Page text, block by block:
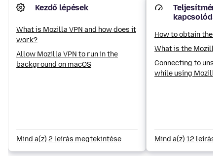
Kezdő lépések
What is Mozilla VPN and how does it
work?
Allow Mozilla VPN to run in the
background on macOS
Mind a(z) 2 leírás megtekintése
kapcsolódás
How to obtain the
What is the Mozilla
Connecting to
while using Mozilla
Mind a(z) 12 leírás